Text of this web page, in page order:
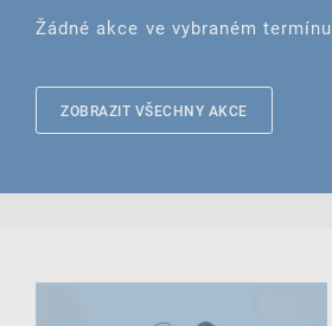
Žádné akce ve vybraném termínu
ZOBRAZIT VŠECHNY AKCE